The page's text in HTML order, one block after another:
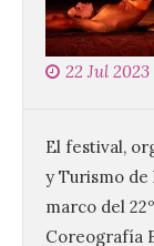
22 Jul 2023
El festival,
y Turismo de
marco del
Coreografía